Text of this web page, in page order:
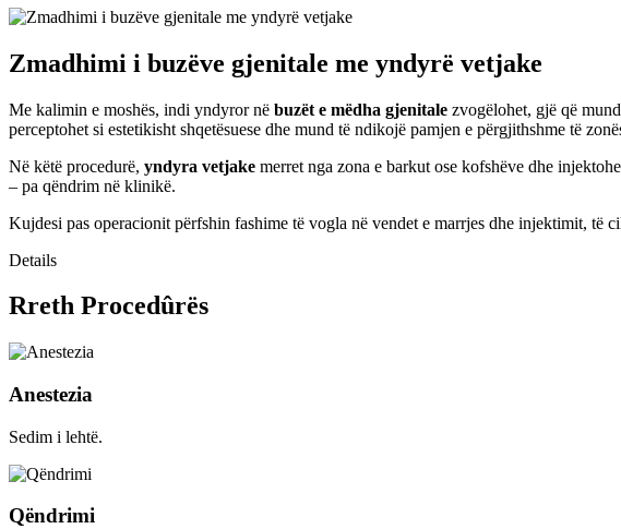
Zmadhimi i buzëve gjenitale me yndyrë vetjake
Me kalimin e moshës, indi yndyror në buzët e mëdha gjenitale zvogëlohet, gjë që
perceptohet si estetikisht shqetësuese dhe mund të ndikojë pamjen e përgjithshme të
Në këtë procedurë, yndyra vetjake merret nga zona e barkut ose kofshëve dhe
– pa qëndrim në klinikë.
Kujdesi pas operacionit përfshin fashime të vogla në vendet e marrjes dhe injektimit, të
Details
Rreth Procedûrës
Anestezia
Sedim i lehtë.
Qëndrimi